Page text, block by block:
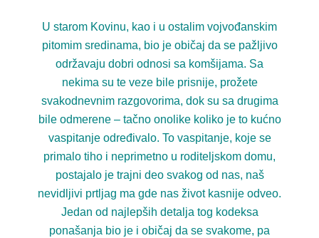
U starom Kovinu, kao i u ostalim vojvođanskim
pitomim sredinama, bio je običaj da se pažljivo
održavaju dobri odnosi sa komšijama. Sa
nekima su te veze bile prisnije, prožete
svakodnevnim razgovorima, dok su sa drugima
bile odmerene – tačno onolike koliko je to kućno
vaspitanje određivalo. To vaspitanje, koje se
primalo tiho i neprimetno u roditeljskom domu,
postajalo je trajni deo svakog od nas, naš
nevidljivi prtljag ma gde nas život kasnije odveo.
Jedan od najlepših detalja tog kodeksa
ponašanja bio je i običaj da se svakome, pa